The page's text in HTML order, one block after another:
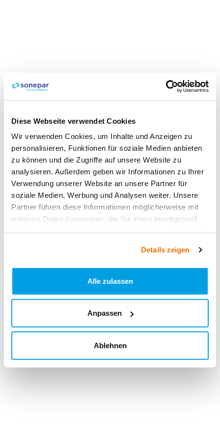
Diese Webseite verwendet Cookies
Wir verwenden Cookies, um Inhalte und Anzeigen zu
personalisieren, Funktionen für soziale Medien anbieten
zu können und die Zugriffe auf unsere Website zu
analysieren. Außerdem geben wir Informationen zu Ihrer
Verwendung unserer Website an unsere Partner für
soziale Medien, Werbung und Analysen weiter. Unsere
Partner führen diese Informationen möglicherweise mit
weiteren Daten zusammen, die Sie ihnen bereitgestellt
Details zeigen
Alle zulassen
Anpassen
Ablehnen